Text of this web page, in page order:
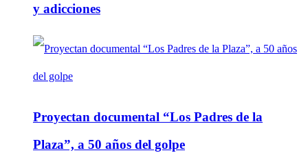
y adicciones
Proyectan documental “Los Padres de la
Plaza”, a 50 años del golpe